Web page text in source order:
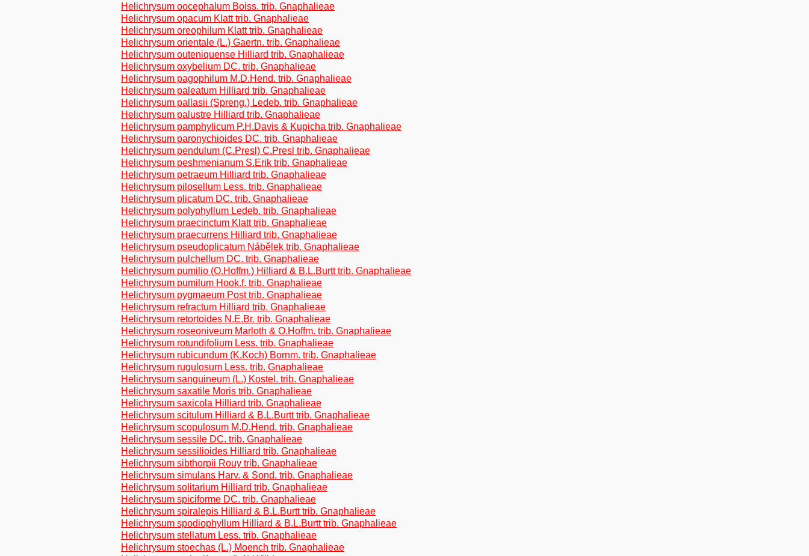
Helichrysum oocephalum Boiss. trib. Gnaphalieae
Helichrysum opacum Klatt trib. Gnaphalieae
Helichrysum oreophilum Klatt trib. Gnaphalieae
Helichrysum orientale (L.) Gaertn. trib. Gnaphalieae
Helichrysum outeniquense Hilliard trib. Gnaphalieae
Helichrysum oxybelium DC. trib. Gnaphalieae
Helichrysum pagophilum M.D.Hend. trib. Gnaphalieae
Helichrysum paleatum Hilliard trib. Gnaphalieae
Helichrysum pallasii (Spreng.) Ledeb. trib. Gnaphalieae
Helichrysum palustre Hilliard trib. Gnaphalieae
Helichrysum pamphylicum P.H.Davis & Kupicha trib. Gnaphalieae
Helichrysum paronychioides DC. trib. Gnaphalieae
Helichrysum pendulum (C.Presl) C.Presl trib. Gnaphalieae
Helichrysum peshmenianum S.Erik trib. Gnaphalieae
Helichrysum petraeum Hilliard trib. Gnaphalieae
Helichrysum pilosellum Less. trib. Gnaphalieae
Helichrysum plicatum DC. trib. Gnaphalieae
Helichrysum polyphyllum Ledeb. trib. Gnaphalieae
Helichrysum praecinctum Klatt trib. Gnaphalieae
Helichrysum praecurrens Hilliard trib. Gnaphalieae
Helichrysum pseudoplicatum Nábělek trib. Gnaphalieae
Helichrysum pulchellum DC. trib. Gnaphalieae
Helichrysum pumilio (O.Hoffm.) Hilliard & B.L.Burtt trib. Gnaphalieae
Helichrysum pumilum Hook.f. trib. Gnaphalieae
Helichrysum pygmaeum Post trib. Gnaphalieae
Helichrysum refractum Hilliard trib. Gnaphalieae
Helichrysum retortoides N.E.Br. trib. Gnaphalieae
Helichrysum roseoniveum Marloth & O.Hoffm. trib. Gnaphalieae
Helichrysum rotundifolium Less. trib. Gnaphalieae
Helichrysum rubicundum (K.Koch) Bornm. trib. Gnaphalieae
Helichrysum rugulosum Less. trib. Gnaphalieae
Helichrysum sanguineum (L.) Kostel. trib. Gnaphalieae
Helichrysum saxatile Moris trib. Gnaphalieae
Helichrysum saxicola Hilliard trib. Gnaphalieae
Helichrysum scitulum Hilliard & B.L.Burtt trib. Gnaphalieae
Helichrysum scopulosum M.D.Hend. trib. Gnaphalieae
Helichrysum sessile DC. trib. Gnaphalieae
Helichrysum sessilioides Hilliard trib. Gnaphalieae
Helichrysum sibthorpii Rouy trib. Gnaphalieae
Helichrysum simulans Harv. & Sond. trib. Gnaphalieae
Helichrysum solitarium Hilliard trib. Gnaphalieae
Helichrysum spiciforme DC. trib. Gnaphalieae
Helichrysum spiralepis Hilliard & B.L.Burtt trib. Gnaphalieae
Helichrysum spodiophyllum Hilliard & B.L.Burtt trib. Gnaphalieae
Helichrysum stellatum Less. trib. Gnaphalieae
Helichrysum stoechas (L.) Moench trib. Gnaphalieae